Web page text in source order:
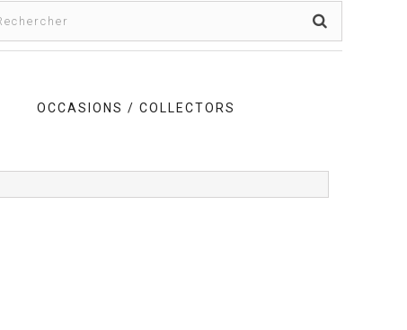
OCCASIONS / COLLECTORS